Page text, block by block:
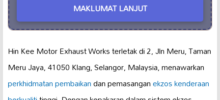
MAKLUMAT LANJUT
Hin Kee Motor Exhaust Works terletak di 2, Jln Meru, Taman
Meru Jaya, 41050 Klang, Selangor, Malaysia, menawarkan
perkhidmatan pembaikandan pemasanganekzos kenderaan